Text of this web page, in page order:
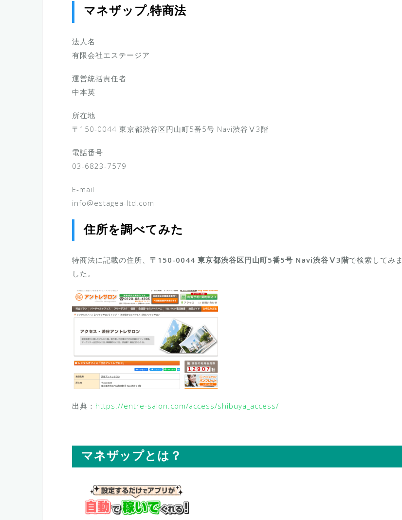
マネザップ,特商法
法人名
有限会社エステージア
運営統括責任者
中本英
所在地
〒150-0044 東京都渋谷区円山町5番5号 Navi渋谷Ⅴ3階
電話番号
03-6823-7579
E-mail
info@estagea-ltd.com
住所を調べてみた
特商法に記載の住所、 〒150-0044 東京都渋谷区円山町5番5号 Navi渋谷Ⅴ3階で検索してみま
した。
出典： https://entre-salon.com/access/shibuya_access/
マネザップとは？